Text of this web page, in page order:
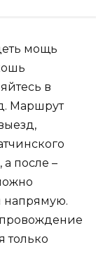
мощь
в
Маршрут
после –
напрямую.
только